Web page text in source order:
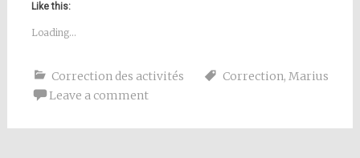
Like this:
Loading...
Correction des activités Correction, Marius
Leave a comment